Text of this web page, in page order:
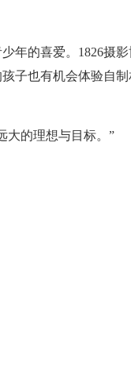
年的喜爱。1826摄
子也有机会体验自
大的理想与目标。”